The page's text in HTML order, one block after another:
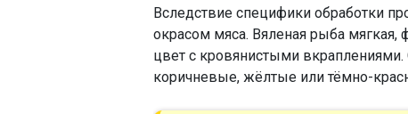
Вследствие специфики обработки
окрасом мяса. Вяленая рыба
цвет с кровянистыми
коричневые, жёлтые или тёмно-